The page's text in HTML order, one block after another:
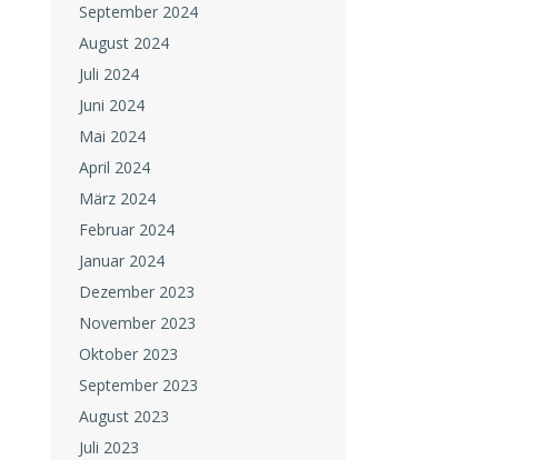
September 2024
August 2024
Juli 2024
Juni 2024
Mai 2024
April 2024
März 2024
Februar 2024
Januar 2024
Dezember 2023
November 2023
Oktober 2023
September 2023
August 2023
Juli 2023